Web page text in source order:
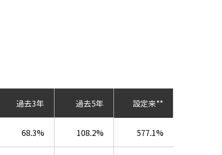
過去3年
68.3%
過去5年
108.2%
設定来**
577.1%